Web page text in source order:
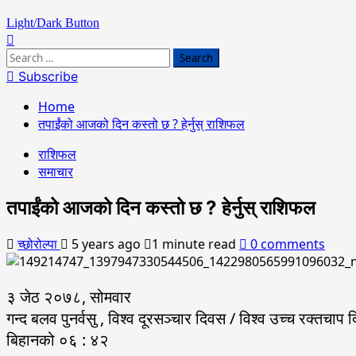
Light/Dark Button
Search
for:Subscribe
Home
तपाईंको आजको दिन कस्तो छ ? हेर्नुस् राशिफल
राशिफल
समाचार
तपाईंको आजको दिन कस्तो छ ? हेर्नुस् राशिफल
च्छोरोल्पा 5 years ago 1 minute read 0 comments
३ जेठ २०७८, सोमवार
गन्द बलव पुनर्वसु , विश्व दूरसञ्चार दिवस / विश्व उच्च रक्तचाप
बिहानको ०६ : ४२